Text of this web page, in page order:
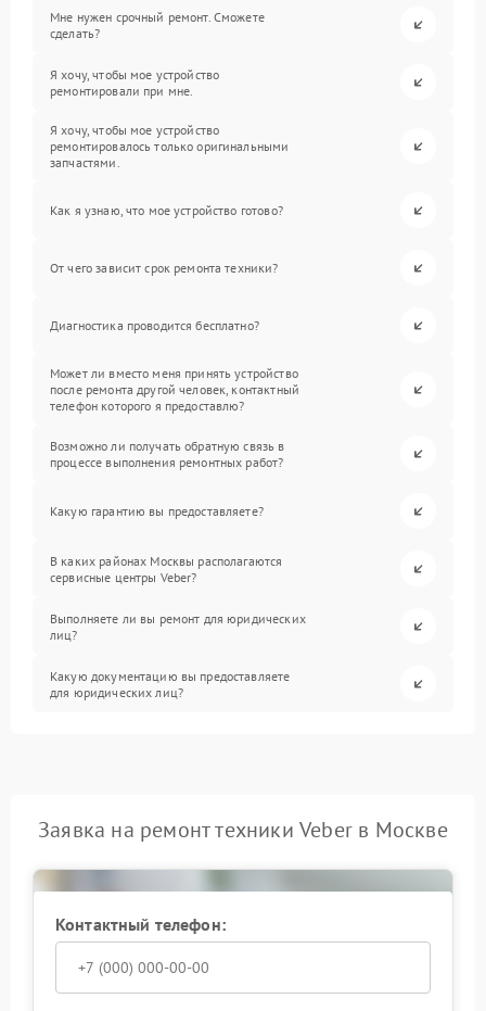
Мне нужен срочный ремонт. Сможете
сделать?
Я хочу, чтобы мое устройство
ремонтировали при мне.
Я хочу, чтобы мое устройство
ремонтировалось только оригинальными
запчастями.
Как я узнаю, что мое устройство готово?
От чего зависит срок ремонта техники?
Диагностика проводится бесплатно?
Может ли вместо меня принять устройство
после ремонта другой человек, контактный
телефон которого я предоставлю?
Возможно ли получать обратную связь в
процессе выполнения ремонтных работ?
Какую гарантию вы предоставляете?
В каких районах Москвы располагаются
сервисные центры Veber?
Выполняете ли вы ремонт для юридических
лиц?
Какую документацию вы предоставляете
для юридических лиц?
Заявка на ремонт техники Veber в Москве
Контактный телефон: